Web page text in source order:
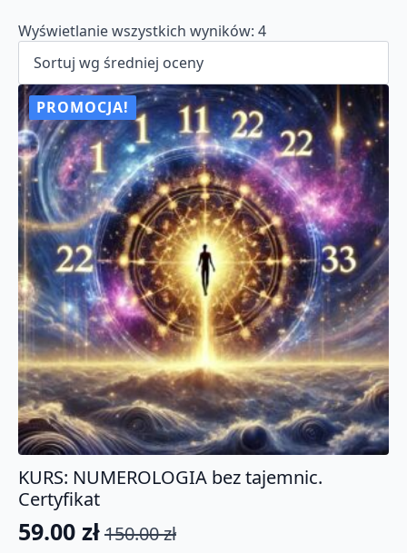
Wyświetlanie wszystkich wyników: 4Posortowane
oceny
PROMOCJA!
KURS: NUMEROLOGIA bez tajemnic.
Certyfikat
150.00zł
Pierwotna
59.00 zł
Aktualna